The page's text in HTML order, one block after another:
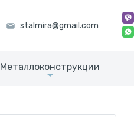
Металлоконструкции